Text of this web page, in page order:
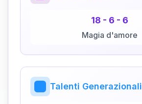
18 - 6 - 6
Magia d'amore
Talenti Generazionali